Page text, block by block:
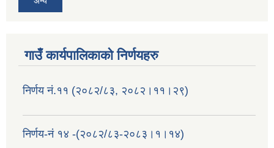
गाउँ कार्यपालिकाको निर्णयहरु
निर्णय नं.११ (२०८२/८३, २०८२।११।२९)
निर्णय-नं १४ -(२०८२/८३-२०८३।१।१४)